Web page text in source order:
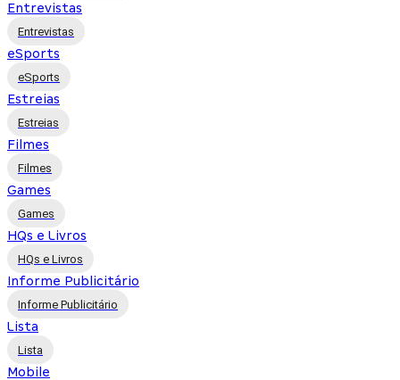
Entrevistas
Entrevistas
eSports
eSports
Estreias
Estreias
Filmes
Filmes
Games
Games
HQs e Livros
HQs e Livros
Informe Publicitário
Informe Publicitário
Lista
Lista
Mobile